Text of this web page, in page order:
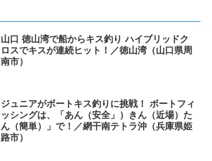
山口 徳山湾で船からキス釣り ハイブリッドク
ロスでキスが連続ヒット！／徳山湾（山口県周
南市）
ジュニアがボートキス釣りに挑戦！ ボートフィ
ッシングは、「あん（安全」）きん（近場）た
ん（簡単）」で！／網干南テトラ沖（兵庫県姫
路市）